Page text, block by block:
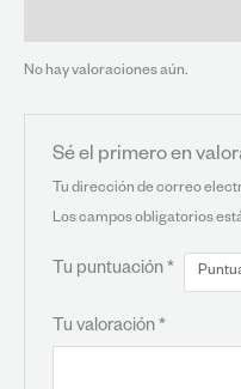
No hay valoraciones aún.
Sé el primero en
Tu dirección de correo
Los campos obligatorios
Tu puntuación *
Tu valoración *